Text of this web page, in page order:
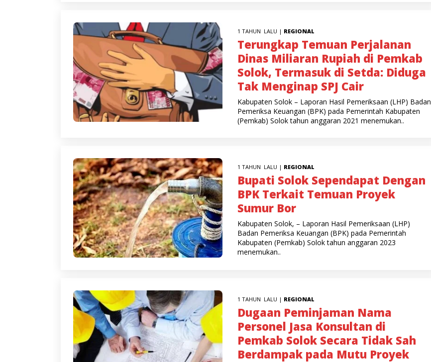
1 TAHUN LALU | REGIONAL
Terungkap Temuan Perjalanan
Dinas Miliaran Rupiah di Pemkab
Solok, Termasuk di Setda: Diduga
Tak Menginap SPJ Cair
Kabupaten Solok – Laporan Hasil Pemeriksaan (LHP) Badan
Pemeriksa Keuangan (BPK) pada Pemerintah Kabupaten
(Pemkab) Solok tahun anggaran 2021 menemukan..
1 TAHUN LALU | REGIONAL
Bupati Solok Sependapat Dengan
BPK Terkait Temuan Proyek
Sumur Bor
Kabupaten Solok, – Laporan Hasil Pemeriksaan (LHP)
Badan Pemeriksa Keuangan (BPK) pada Pemerintah
Kabupaten (Pemkab) Solok tahun anggaran 2023
menemukan..
1 TAHUN LALU | REGIONAL
Dugaan Peminjaman Nama
Personel Jasa Konsultan di
Pemkab Solok Secara Tidak Sah
Berdampak pada Mutu Proyek